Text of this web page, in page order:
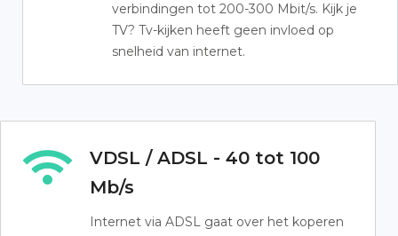
verbindingen tot 200-300 Mbit/s. Kijk je
TV? Tv-kijken heeft geen invloed op
snelheid van internet.
VDSL / ADSL - 40 tot 100
Mb/s
Internet via ADSL gaat over het koperen